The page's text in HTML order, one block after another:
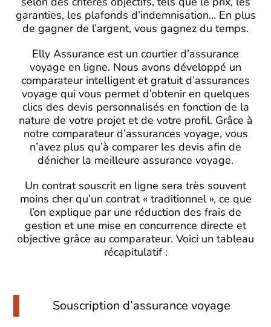
garanties, les plafonds d’indemnisation… En plus
de gagner de l’argent, vous gagnez du temps.
Elly Assurance est un courtier d’assurance
voyage en ligne. Nous avons développé un
comparateur intelligent et gratuit d’assurances
voyage qui vous permet d’obtenir en quelques
clics des devis personnalisés en fonction de la
nature de votre projet et de votre profil. Grâce à
notre comparateur d’assurances voyage, vous
n’avez plus qu’à comparer les devis afin de
dénicher la meilleure assurance voyage.
Un contrat souscrit en ligne sera très souvent
moins cher qu’un contrat « traditionnel », ce que
l’on explique par une réduction des frais de
gestion et une mise en concurrence directe et
objective grâce au comparateur. Voici un tableau
récapitulatif :
Souscription d’assurance voyage